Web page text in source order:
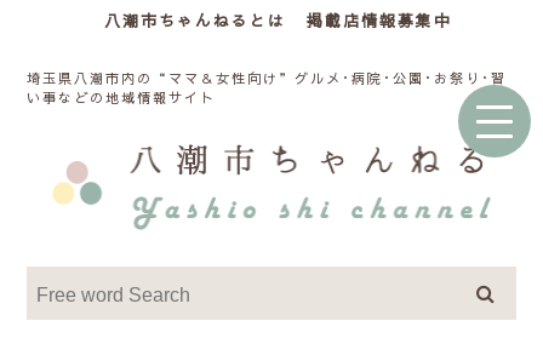
八潮市ちゃんねるとは 掲載店情報募集中
埼玉県八潮市内の“ママ＆女性向け”グルメ･病院･公園･お祭り･習
い事などの地域情報サイト